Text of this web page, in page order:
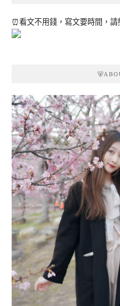
⏰看文不用錢，寫文要時間，請